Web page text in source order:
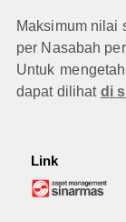
Maksimum nilai
per Nasabah
Untuk
dapat dilihat di
Link